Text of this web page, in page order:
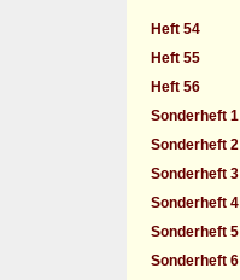
Heft 54
Heft 55
Heft 56
Sonderheft 1
Sonderheft 2
Sonderheft 3
Sonderheft 4
Sonderheft 5
Sonderheft 6